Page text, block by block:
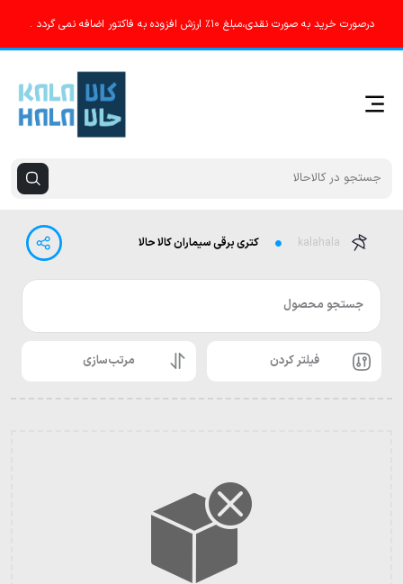
درصورت خرید به صورت نقدی،‌مبلغ ۱۰٪ ارزش افزوده به فاکتور اضافه نمی گردد .
kalahala كتری برقی سیماران کالا حالا
جستجو محصول
فیلتر کردن مرتب‌سازی